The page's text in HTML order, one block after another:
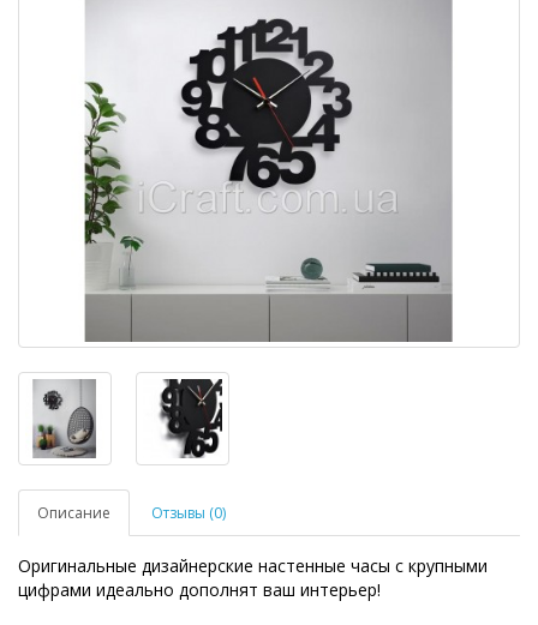
Описание Отзывы (0)
Оригинальные дизайнерские настенные часы с крупными
цифрами идеально дополнят ваш интерьер!